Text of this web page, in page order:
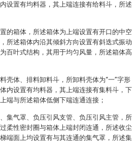
设置有均料器，其上端连接有给料斗，所述
的箱体，所述箱体为上端设置有开口的中空
所述箱体内沿其倾斜方向设置有斜迭式振动
百叶式结构，其用于均匀风量，所述箱体高
壳体、排料卸料斗，所卸料壳体为“一”字形
内设置有均料器，其上端连接有集料斗，下
端与所述箱体低侧下端连通连接；
集气罩、负压引风支管、负压引风主管，所
柔性密封圈与箱体上端封闭连通，所述收尘
端面上均设置有与其连通的集气罩，所述集